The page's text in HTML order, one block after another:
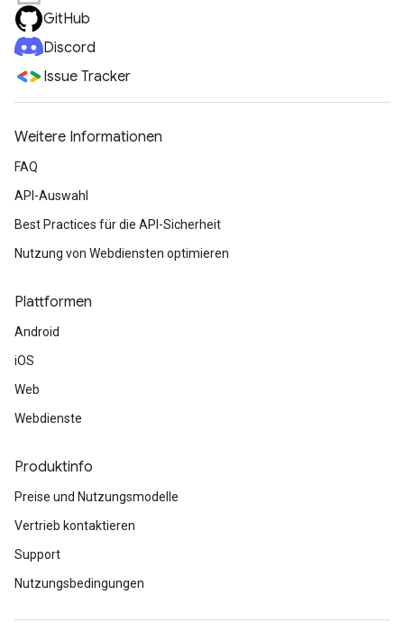
GitHub
Discord
Issue Tracker
Weitere Informationen
FAQ
API-Auswahl
Best Practices für die API-Sicherheit
Nutzung von Webdiensten optimieren
Plattformen
Android
iOS
Web
Webdienste
Produktinfo
Preise und Nutzungsmodelle
Vertrieb kontaktieren
Support
Nutzungsbedingungen